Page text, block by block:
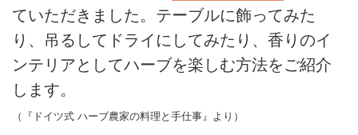
ていただきました。テーブルに飾ってみた
り、吊るしてドライにしてみたり、香りのイ
ンテリアとしてハーブを楽しむ方法をご紹介
します。
（『ドイツ式 ハーブ農家の料理と手仕事』より）